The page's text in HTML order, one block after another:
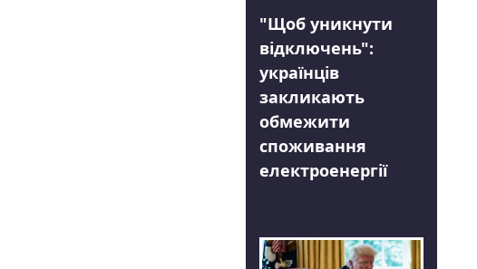
"Щоб уникнути
відключень":
українців
закликають
обмежити
споживання
електроенергії